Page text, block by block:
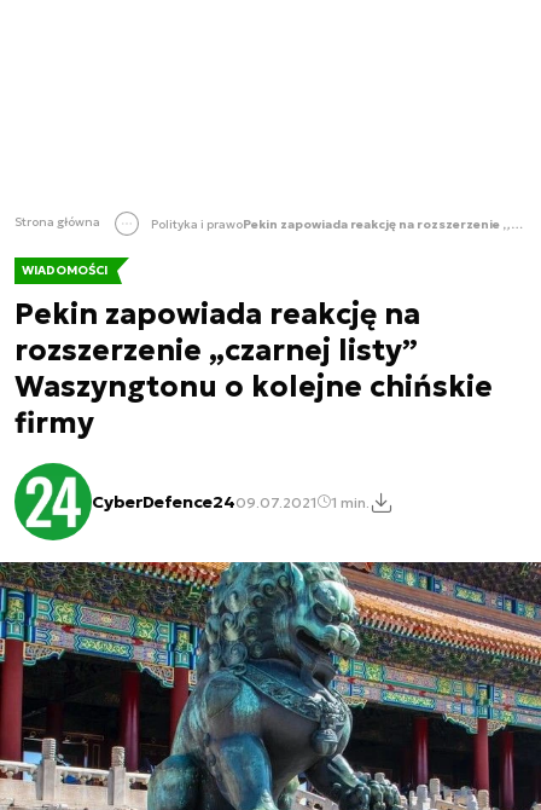
Strona główna Polityka i prawo Pekin zapowiada reakcję na rozszerzenie „czarnej listy” Waszyngtonu o kolejne chińskie firmy
WIADOMOŚCI
Pekin zapowiada reakcję na
rozszerzenie „czarnej listy”
Waszyngtonu o kolejne chińskie
firmy
CyberDefence2409.07.2021 1 min.